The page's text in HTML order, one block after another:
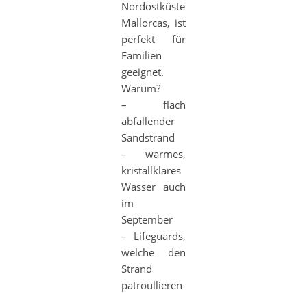
Nordostküste
Mallorcas, ist
perfekt für
Familien
geeignet.
Warum?
– flach
abfallender
Sandstrand
– warmes,
kristallklares
Wasser auch
im
September
– Lifeguards,
welche den
Strand
patroullieren